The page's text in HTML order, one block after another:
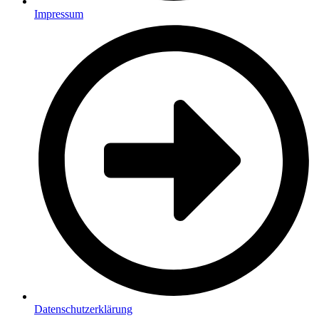
Impressum
Datenschutzerklärung